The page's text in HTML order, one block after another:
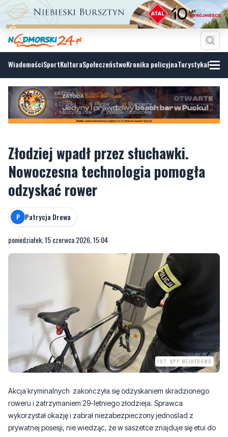
WiadomościSportKulturaSpołeczeństwoKronika policyjnaTurystyka
Złodziej wpadł przez słuchawki.
Nowoczesna technologia pomogła
odzyskać rower
P Patrycja Drewa
poniedziałek, 15 czerwca 2026, 15:04
FOT. KPP WEJHEROWO
Akcja kryminalnych zakończyła się odzyskaniem skradzionego
roweru i zatrzymaniem 29-letniego złodzieja. Sprawca
wykorzystał okazję i zabrał niezabezpieczony jednoślad z
prywatnej posesji, nie wiedząc, że w saszetce znajduje się etui do